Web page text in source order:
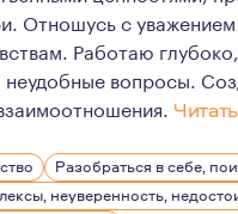
Отношусь с
Работаю
вопросы.
витальностью,
отношусь к
Разобраться в себе,